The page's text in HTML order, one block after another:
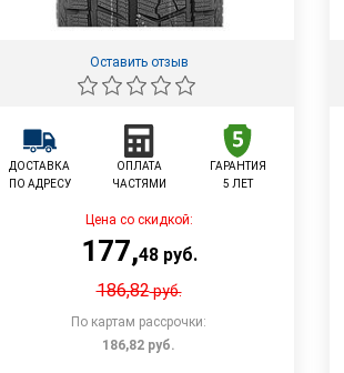
Оставить отзыв
ДОСТАВКА
ПО АДРЕСУ
ОПЛАТА
ЧАСТЯМИ
ГАРАНТИЯ
5 ЛЕТ
Цена со скидкой:
177,48руб.
186,82руб.
По картам рассрочки:
186,82 руб.